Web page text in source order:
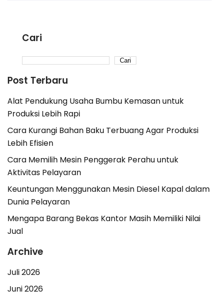
Cari
Cari
Post Terbaru
Alat Pendukung Usaha Bumbu Kemasan untuk
Produksi Lebih Rapi
Cara Kurangi Bahan Baku Terbuang Agar Produksi
Lebih Efisien
Cara Memilih Mesin Penggerak Perahu untuk
Aktivitas Pelayaran
Keuntungan Menggunakan Mesin Diesel Kapal dalam
Dunia Pelayaran
Mengapa Barang Bekas Kantor Masih Memiliki Nilai
Jual
Archive
Juli 2026
Juni 2026